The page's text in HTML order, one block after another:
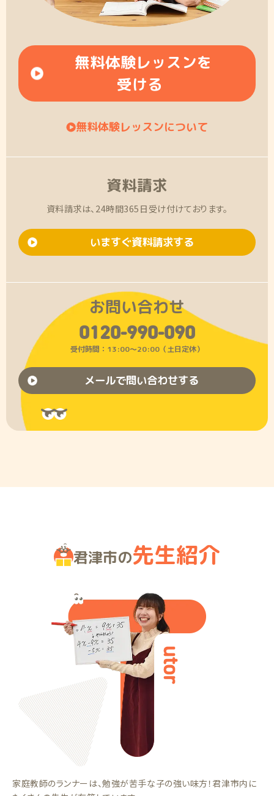
無料体験レッスンを
受ける
無料体験レッスンについて
資料請求
資料請求は、24時間365日受け付けております。
いますぐ資料請求する
お問い合わせ
0120-990-090
受付時間：13:00〜20:00（土日定休）
メールで問い合わせする
君津市の先生紹介
家庭教師のランナーは、勉強が苦手な子の強い味方！君津市内に